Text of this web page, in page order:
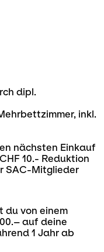
dipl.
inkl.
nächsten Einkauf
10.- Reduktion
SAC-Mitglieder
du von einem
auf deine
1 Jahr ab